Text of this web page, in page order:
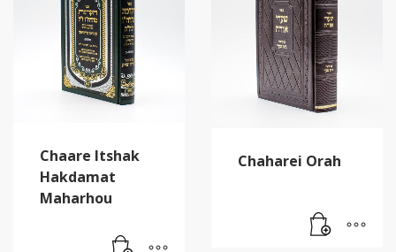
Chaare Itshak
Hakdamat
Maharhou
Chaharei Orah